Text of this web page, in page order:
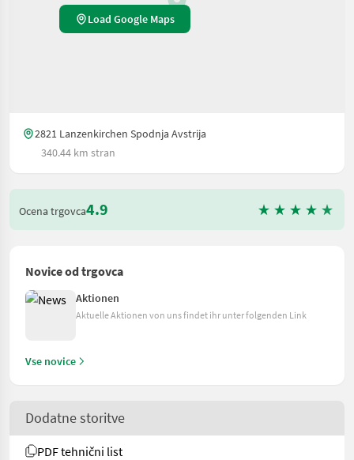
Load Google Maps
2821 Lanzenkirchen Spodnja Avstrija
340.44 km stran
Ocena trgovca4.9
Novice od trgovca
Aktionen
Aktuelle Aktionen von uns findet ihr unter folgenden Link
Vse novice
Dodatne storitve
PDF tehnični list